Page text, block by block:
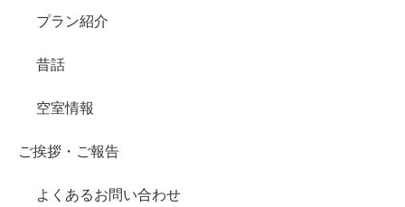
プラン紹介
昔話
空室情報
ご挨拶・ご報告
よくあるお問い合わせ